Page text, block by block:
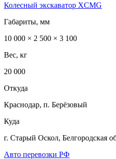
Колесный экскаватор XCMG
Габариты, мм
10 000 × 2 500 × 3 100
Вес, кг
20 000
Откуда
Краснодар, п. Берёзовый
Куда
г. Старый Оскол, Белгородская
Авто перевозки РФ